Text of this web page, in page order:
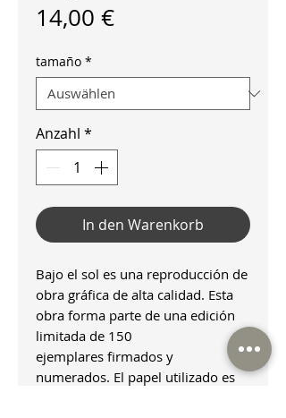
14,00 €Preis
tamaño *
Anzahl *
In den Warenkorb
Bajo el sol es una reproducción de
obra gráfica de alta calidad. Esta
obra forma parte de una edición
limitada de 150
ejemplares firmados y
numerados. El papel utilizado es